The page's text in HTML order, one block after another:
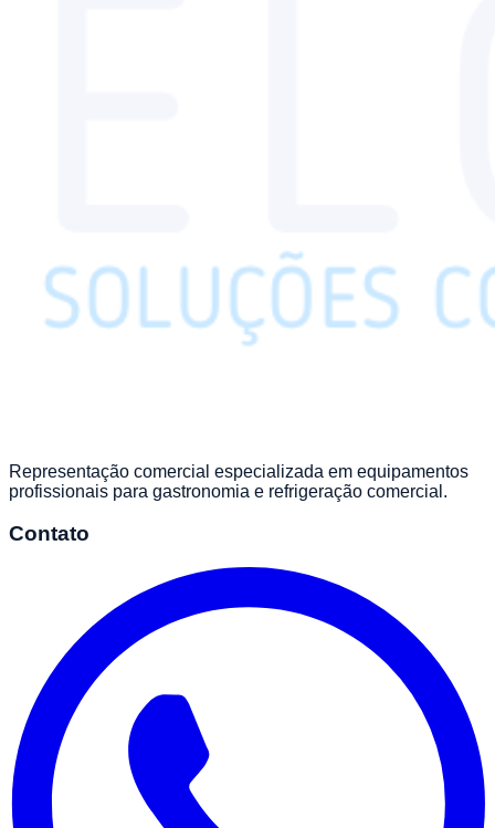
Representação comercial especializada em equipamentos
profissionais para gastronomia e refrigeração comercial.
Contato